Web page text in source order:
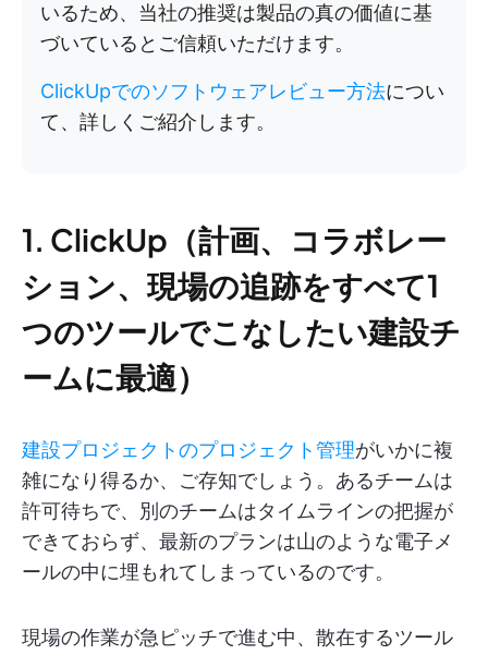
いるため、当社の推奨は製品の真の価値に基
づいているとご信頼いただけます。
ClickUpでのソフトウェアレビュー方法につい
て、詳しくご紹介します。
1. ClickUp（計画、コラボレー
ション、現場の追跡をすべて1
つのツールでこなしたい建設チ
ームに最適）
建設プロジェクトのプロジェクト管理がいかに複
雑になり得るか、ご存知でしょう。あるチームは
許可待ちで、別のチームはタイムラインの把握が
できておらず、最新のプランは山のような電子メ
ールの中に埋もれてしまっているのです。
現場の作業が急ピッチで進む中、散在するツール